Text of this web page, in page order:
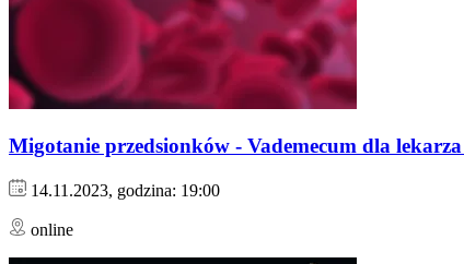
Migotanie przedsionków - Vademecum dla
14.11.2023, godzina: 19:00
online